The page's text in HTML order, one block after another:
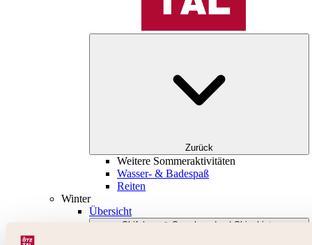
Zurück
Weitere Sommeraktivitäten
Wasser- & Badespaß
Reiten
Winter
Übersicht
Skifahren & Snowboarden | Skigebiete